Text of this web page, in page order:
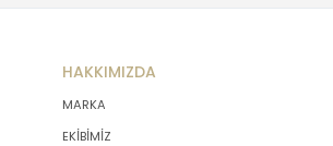
HAKKIMIZDA
MARKA
EKİBİMİZ